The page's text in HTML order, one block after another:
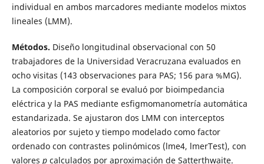
individual en ambos marcadores mediante modelos mixtos
lineales (LMM).
Métodos. Diseño longitudinal observacional con 50
trabajadores de la Universidad Veracruzana evaluados en
ocho visitas (143 observaciones para PAS; 156 para %MG).
La composición corporal se evaluó por bioimpedancia
eléctrica y la PAS mediante esfigmomanometría automática
estandarizada. Se ajustaron dos LMM con interceptos
aleatorios por sujeto y tiempo modelado como factor
ordenado con contrastes polinómicos (lme4, lmerTest), con
valores pcalculados por aproximación de Satterthwaite.